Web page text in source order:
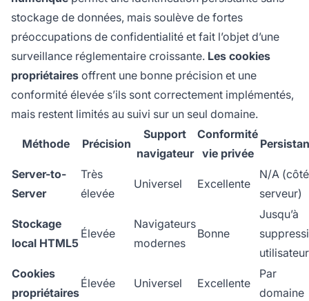
stockage de données, mais soulève de fortes
préoccupations de confidentialité et fait l’objet d’une
surveillance réglementaire croissante. Les cookies
propriétaires offrent une bonne précision et une
conformité élevée s’ils sont correctement implémentés,
mais restent limités au suivi sur un seul domaine.
Méthode Précision
Support
navigateur
Conformité
vie privée
Server-to-
Server
Très
élevée
Universel Excellente
N/A (côté
serveur)
Stockage
local HTML5
Élevée
Navigateurs
modernes
Bonne
Jusqu’à
utilisateur
Cookies
propriétaires
Élevée Universel Excellente
Par
domaine